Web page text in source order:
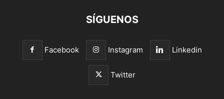
SÍGUENOS
Facebook Instagram Linkedin
Twitter